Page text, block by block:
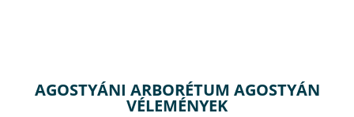
AGOSTYÁNI ARBORÉTUM AGOSTYÁN
VÉLEMÉNYEK